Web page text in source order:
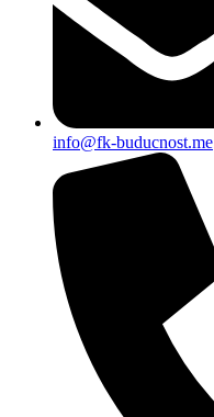
info@fk-buducnost.me